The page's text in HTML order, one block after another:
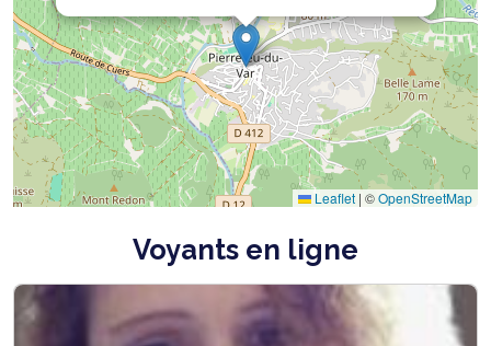
Leaflet | ©OpenStreetMap
Voyants en ligne